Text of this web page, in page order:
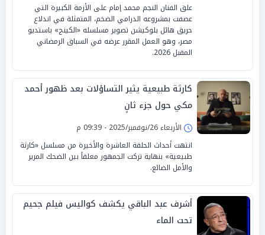
علق الفنان النجم محمد إمام على الأزمة الكبيرة التي
عصفت بمشروعه الدرامي الضخم، المتمثلة في اندلاع
حريق هائل بلوكيشن تصوير مسلسله «الكينج» باستديو
مصر، وهو العمل المقرر عرضه في السباق الرمضاني
المقبل 2026.
كارثة طبيعية يثير التساؤلات بعد ظهور أحمد
مكي حول جزء ثانٍ
الأربعاء 26/نوفمبر/2025 - 09:39 م
انتهت أحداث الحلقة العاشرة والأخيرة من مسلسل «كارثة
طبيعية» بنهاية تركت الجمهور معلقاً بين الضحك المرير
والأمل الضائع.
أشرف عبد الباقي يكشف كواليس فيلم جحيم
تحت الماء